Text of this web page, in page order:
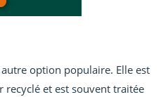
option populaire. Elle est
et est souvent traitée